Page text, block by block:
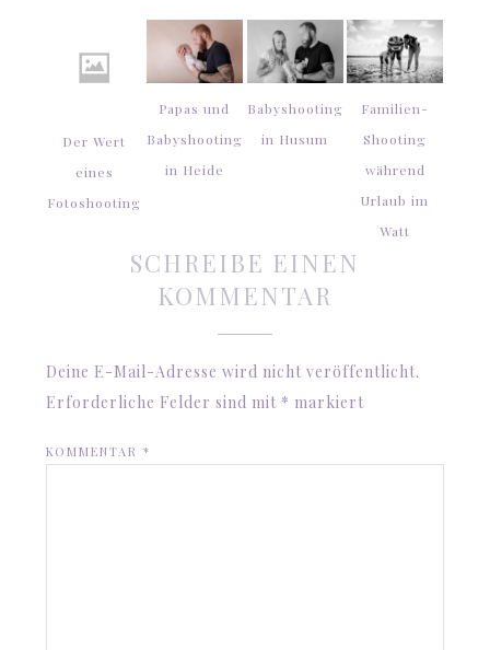
Der Wert
eines
Fotoshooting
Papas und
Babyshooting
in Heide
Babyshooting
in Husum
Familien-
Shooting
während
Urlaub im
Watt
SCHREIBE EINEN
KOMMENTAR
Deine E-Mail-Adresse wird nicht veröffentlicht.
Erforderliche Felder sind mit * markiert
KOMMENTAR*